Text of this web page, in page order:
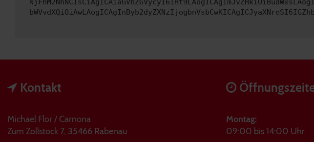
Kontakt
Michael Flor / Carnona
Zum Zollstock 7, 35466 Rabenau
Montag:
09:00 bis 14:00 Uhr